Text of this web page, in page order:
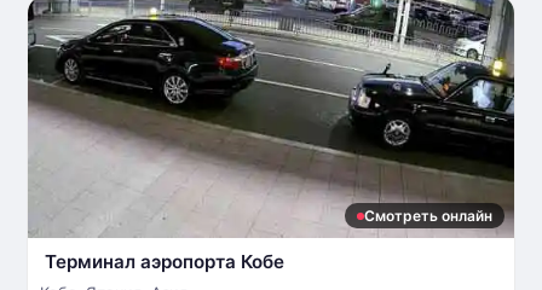
Смотреть онлайн
Терминал аэропорта Кобе